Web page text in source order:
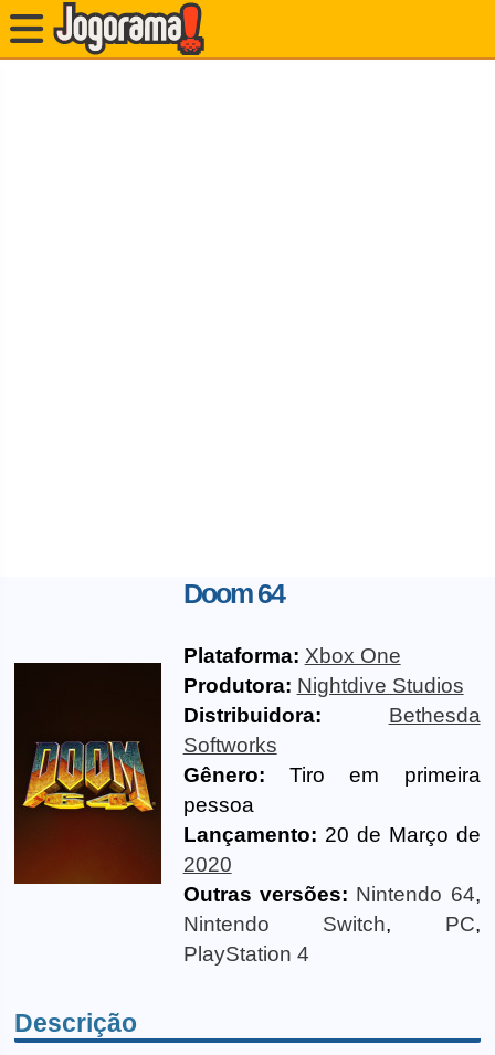
Doom 64
Plataforma: Xbox One
Produtora: Nightdive Studios
Distribuidora:
Bethesda
Softworks
Gênero:
Tiro em primeira
pessoa
Lançamento: 20 de Março de
2020
Outras versões: Nintendo 64,
Nintendo Switch, PC,
PlayStation 4
Descrição